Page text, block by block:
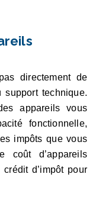
directement de
support technique.
appareils vous
fonctionnelle,
impôts que vous
coût d’appareils
d’impôt pour